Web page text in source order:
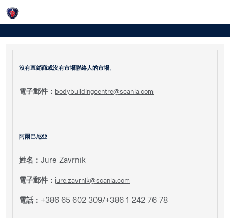
沒有直銷商或沒有市場聯絡人的市場。
電子郵件： bodybuildingcentre@scania.com
阿爾巴尼亞
姓名： Jure Zavrnik
電子郵件： jure.zavrnik@scania.com
電話： +386 65 602 309/+386 1 242 76 78